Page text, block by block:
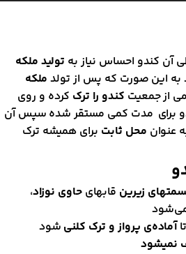
کندو احساس نیاز بهتولید ملکه
این صورت که پس از تولد ملکه
از جمعیت کندو را ترککرده و روی
برای مدت کمی مستقر شده سپس آن
عنوانمحل ثابتبرای همیشه ترک
زیرینقابهای حاوی نوزاد،
آماده‌ی پرواز و ترک کلنیشود
نمیشود